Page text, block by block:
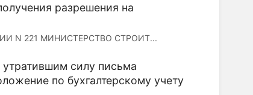
разрешения на
N 221 МИНИСТЕРСТВО СТРОИТ...
силу письма
по бухгалтерскому учету